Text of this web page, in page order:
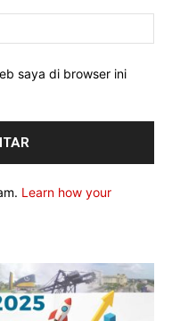
saya di browser ini
Learn how your